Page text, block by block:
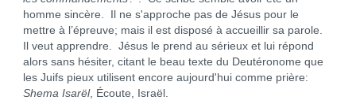
homme sincère. Il ne s'approche pas de Jésus pour le
mettre à l’épreuve; mais il est disposé à accueillir sa parole.
Il veut apprendre. Jésus le prend au sérieux et lui répond
alors sans hésiter, citant le beau texte du Deutéronome que
les Juifs pieux utilisent encore aujourd'hui comme prière:
Shema Isarël, Écoute, Israël.